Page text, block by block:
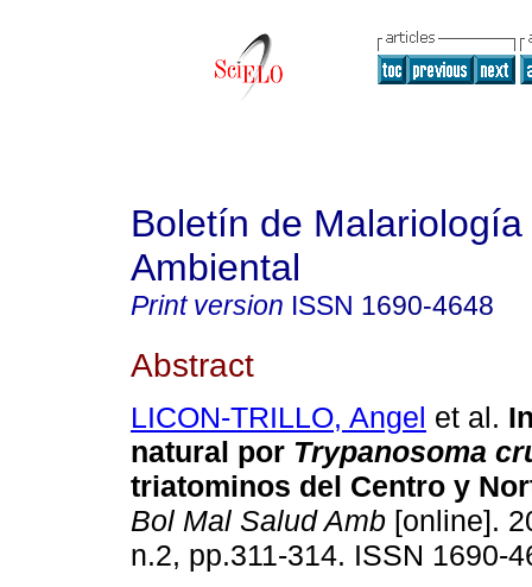
Boletín de
Ambiental
Print version ISSN 1690-4648
Abstract
LICON-TRILLO, Angel et al.
natural por Trypanosoma
triatominos del Centro y
Bol Mal Salud Amb [online].
n.2, pp.311-314. ISSN 1690-